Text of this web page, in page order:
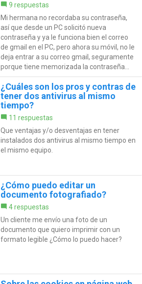
9 respuestas
Mi hermana no recordaba su contraseña,
así que desde un PC solicitó nueva
contraseña y ya le funciona bien el correo
de gmail en el PC, pero ahora su móvil, no le
deja entrar a su correo gmail, seguramente
porque tiene memorizada la contraseña...
¿Cuáles son los pros y contras de
tener dos antivirus al mismo
tiempo?
11 respuestas
Que ventajas y/o desventajas en tener
instalados dos antivirus al mismo tiempo en
el mismo equipo.
¿Cómo puedo editar un
documento fotografiado?
4 respuestas
Un cliente me envío una foto de un
documento que quiero imprimir con un
formato legible ¿Cómo lo puedo hacer?